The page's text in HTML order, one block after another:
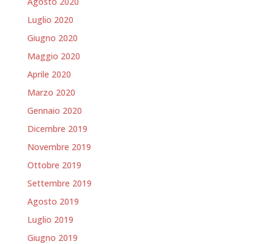
Luglio 2020
Giugno 2020
Maggio 2020
Aprile 2020
Marzo 2020
Gennaio 2020
Dicembre 2019
Novembre 2019
Ottobre 2019
Settembre 2019
Agosto 2019
Luglio 2019
Giugno 2019